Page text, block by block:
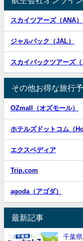
スカイツアーズ（ANA）
ジャルパック（JAL）
スカイパックツアーズ（
その他お得な旅行
OZmall（オズモール）
ホテルズドットコム（
エクスペディア
Trip.com
agoda（アゴダ）
最新記事
千葉